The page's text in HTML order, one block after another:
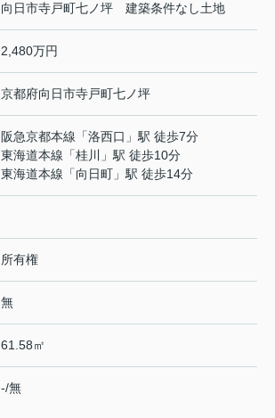
向日市寺戸町七ノ坪 建築条件なし土地
2,480万円
京都府向日市寺戸町七ノ坪
阪急京都本線 「洛西口 」駅 徒歩7分
東海道本線 「桂川
」駅 徒歩10分
東海道本線 「向日町 」駅 徒歩14分
所有権
無
61.58㎡
-/無